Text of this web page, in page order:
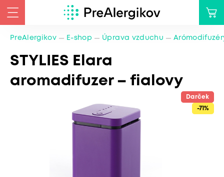
PreAlergikov E-shop Úprava vzduchu
STYLIES Elara
aromadifuzer – fialovy
Darček
-71%